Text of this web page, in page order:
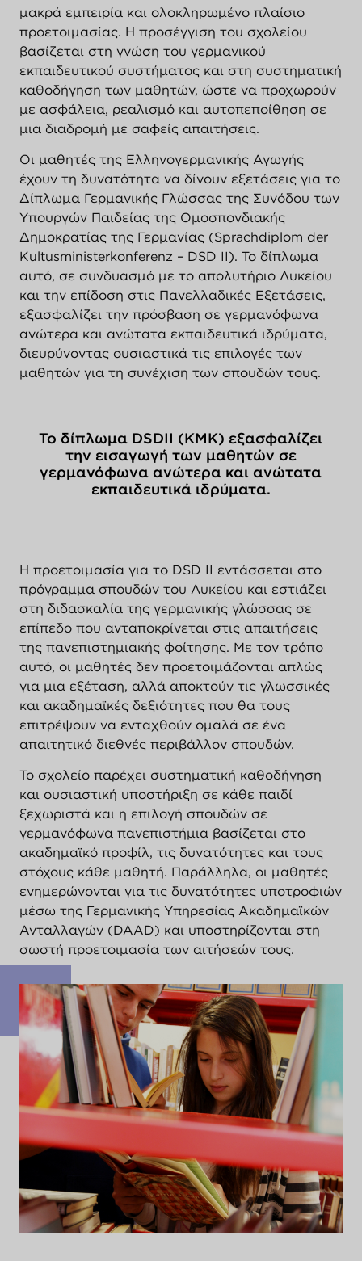
μακρά εμπειρία και ολοκληρωμένο πλαίσιο
προετοιμασίας. Η προσέγγιση του σχολείου
βασίζεται στη γνώση του γερμανικού
εκπαιδευτικού συστήματος και στη συστηματική
καθοδήγηση των μαθητών, ώστε να προχωρούν
με ασφάλεια, ρεαλισμό και αυτοπεποίθηση σε
μια διαδρομή με σαφείς απαιτήσεις.
Οι μαθητές της Ελληνογερμανικής Αγωγής
έχουν τη δυνατότητα να δίνουν εξετάσεις για το
Δίπλωμα Γερμανικής Γλώσσας της Συνόδου των
Υπουργών Παιδείας της Ομοσπονδιακής
Δημοκρατίας της Γερμανίας (Sprachdiplom der
Kultusministerkonferenz – DSD II). Το δίπλωμα
αυτό, σε συνδυασμό με το απολυτήριο Λυκείου
και την επίδοση στις Πανελλαδικές Εξετάσεις,
εξασφαλίζει την πρόσβαση σε γερμανόφωνα
ανώτερα και ανώτατα εκπαιδευτικά ιδρύματα,
διευρύνοντας ουσιαστικά τις επιλογές των
μαθητών για τη συνέχιση των σπουδών τους.
Το δίπλωμα DSDII (KMK) εξασφαλίζει
την εισαγωγή των μαθητών σε
γερμανόφωνα ανώτερα και ανώτατα
εκπαιδευτικά ιδρύματα.
Η προετοιμασία για το DSD II εντάσσεται στο
πρόγραμμα σπουδών του Λυκείου και εστιάζει
στη διδασκαλία της γερμανικής γλώσσας σε
επίπεδο που ανταποκρίνεται στις απαιτήσεις
της πανεπιστημιακής φοίτησης. Με τον τρόπο
αυτό, οι μαθητές δεν προετοιμάζονται απλώς
για μια εξέταση, αλλά αποκτούν τις γλωσσικές
και ακαδημαϊκές δεξιότητες που θα τους
επιτρέψουν να ενταχθούν ομαλά σε ένα
απαιτητικό διεθνές περιβάλλον σπουδών.
Το σχολείο παρέχει συστηματική καθοδήγηση
και ουσιαστική υποστήριξη σε κάθε παιδί
ξεχωριστά και η επιλογή σπουδών σε
γερμανόφωνα πανεπιστήμια βασίζεται στο
ακαδημαϊκό προφίλ, τις δυνατότητες και τους
στόχους κάθε μαθητή. Παράλληλα, οι μαθητές
ενημερώνονται για τις δυνατότητες υποτροφιών
μέσω της Γερμανικής Υπηρεσίας Ακαδημαϊκών
Ανταλλαγών (DAAD) και υποστηρίζονται στη
σωστή προετοιμασία των αιτήσεών τους.